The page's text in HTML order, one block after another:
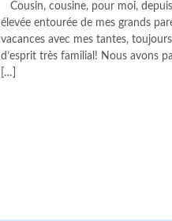
Cousin, cousine, pour moi,
élevée entourée de mes grands
vacances avec mes tantes,
d’esprit très familial! Nous avons
[…]